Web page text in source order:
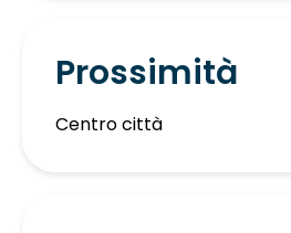
Prossimità
Centro città